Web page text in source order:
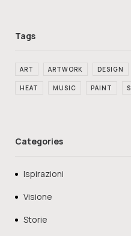
ART ARTWORK DESIGN
HEAT MUSIC PAINT
Categories
Ispirazioni
Visione
Storie